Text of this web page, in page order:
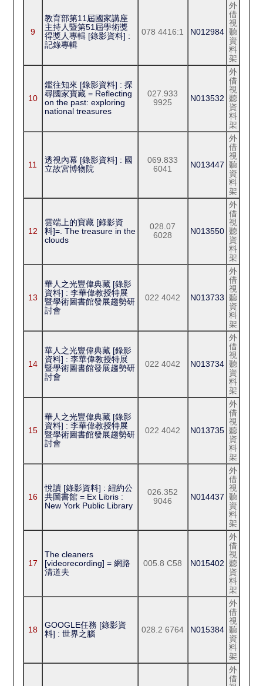
9
教育部第11屆國家講座
主持人暨第51屆學術獎
得獎人專輯 [錄影資料] :
記錄專輯
078 4416:1 N012984
外
借
視
聽
資
料
架
10
鑑往知來 [錄影資料] : 探
尋國家寶藏 = Reflecting
on the past: exploring
national treasures
027.933
9925
N013532
外
借
視
聽
資
料
架
11
透視內幕 [錄影資料] : 國
立故宮博物院
069.833
6041
N013447
外
借
視
聽
資
料
架
12
雲端上的寶藏 [錄影資
料]=. The treasure in the
clouds
028.07
6028
N013550
外
借
視
聽
資
料
架
13
華人之光豐偉典藏 [錄影
資料] : 李華偉教授特展
暨學術圖書館發展趨勢研
討會
022 4042 N013733
外
借
視
聽
資
料
架
14
華人之光豐偉典藏 [錄影
資料] : 李華偉教授特展
暨學術圖書館發展趨勢研
討會
022 4042 N013734
外
借
視
聽
資
料
架
15
華人之光豐偉典藏 [錄影
資料] : 李華偉教授特展
暨學術圖書館發展趨勢研
討會
022 4042 N013735
外
借
視
聽
資
料
架
16
悅讀 [錄影資料] : 紐約公
共圖書館 = Ex Libris :
New York Public Library
026.352
9046
N014437
外
借
視
聽
資
料
架
17
The cleaners
[videorecording] = 網路
清道夫
005.8 C58 N015402
外
借
視
聽
資
料
架
18
GOOGLE任務 [錄影資
料] : 世界之腦
028.2 6764 N015384
外
借
視
聽
資
料
架
外
借